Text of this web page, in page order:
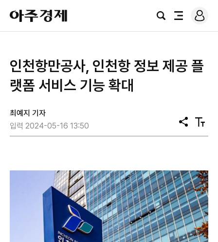
아
주
경
검
전
로
그
인천항만공사, 인천항 정보 제공 플
랫폼 서비스 기능 확대
최예지 기자
입력 2024-05-16 13:50
공
유
텍
스